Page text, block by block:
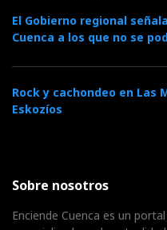
El Gobierno regional
Cuenca a los que no se
Rock y cachondeo en Las
Eskozíos
Sobre nosotros
Enciende Cuenca es un